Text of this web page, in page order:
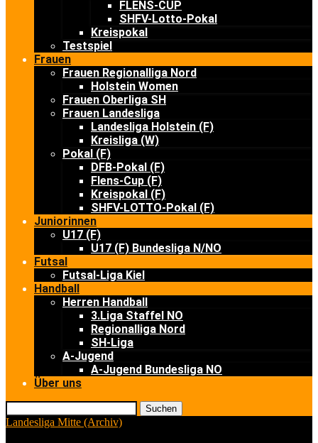
FLENS-CUP
SHFV-Lotto-Pokal
Kreispokal
Testspiel
Frauen
Frauen Regionalliga Nord
Holstein Women
Frauen Oberliga SH
Frauen Landesliga
Landesliga Holstein (F)
Kreisliga (W)
Pokal (F)
DFB-Pokal (F)
Flens-Cup (F)
Kreispokal (F)
SHFV-LOTTO-Pokal (F)
Juniorinnen
U17 (F)
U17 (F) Bundesliga N/NO
Futsal
Futsal-Liga Kiel
Handball
Herren Handball
3.Liga Staffel NO
Regionalliga Nord
SH-Liga
A-Jugend
A-Jugend Bundesliga NO
Über uns
Suchen
Landesliga Mitte (Archiv)